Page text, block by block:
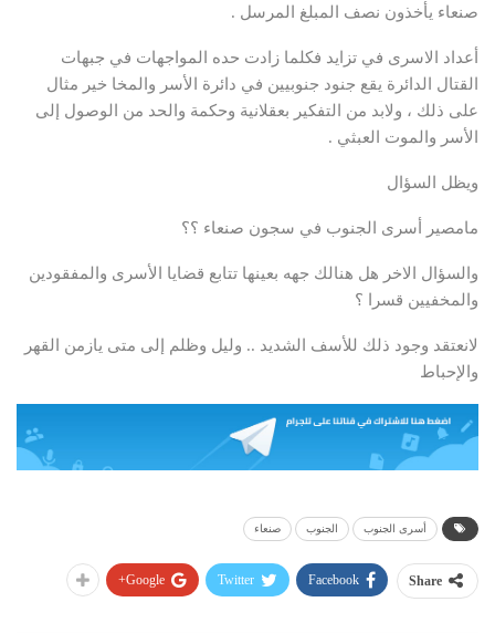
صنعاء يأخذون نصف المبلغ المرسل .
أعداد الاسرى في تزايد فكلما زادت حده المواجهات في جبهات
القتال الدائرة يقع جنود جنوبيين في دائرة الأسر والمخا خير مثال
على ذلك ، ولابد من التفكير بعقلانية وحكمة والحد من الوصول إلى
الأسر والموت العبثي .
ويظل السؤال
مامصير أسرى الجنوب في سجون صنعاء ؟؟
والسؤال الاخر هل هنالك جهه بعينها تتابع قضايا الأسرى والمفقودين
والمخفيين قسرا ؟
لانعتقد وجود ذلك للأسف الشديد .. وليل وظلم إلى متى يازمن القهر
والإحباط
أسرى الجنوب الجنوب صنعاء
Share
Facebook
Twitter
Google+